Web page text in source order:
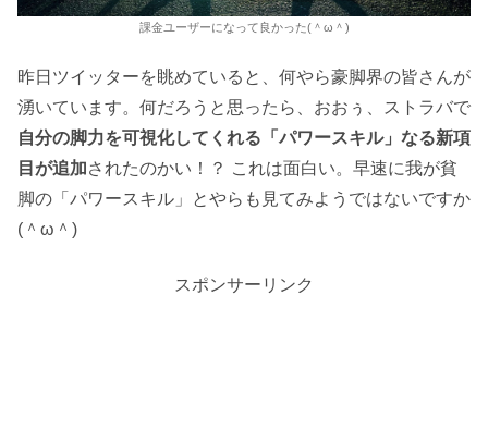
課金ユーザーになって良かった(＾ω＾)
昨日ツイッターを眺めていると、何やら豪脚界の皆さんが
湧いています。何だろうと思ったら、おおぅ、ストラバで
自分の脚力を可視化してくれる「パワースキル」なる新項
目が追加されたのかい！？ これは面白い。早速に我が貧
脚の「パワースキル」とやらも見てみようではないですか
(＾ω＾)
スポンサーリンク